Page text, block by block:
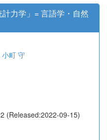
計力学」= 言語学・自然
小町 守
(Released:2022-09-15)